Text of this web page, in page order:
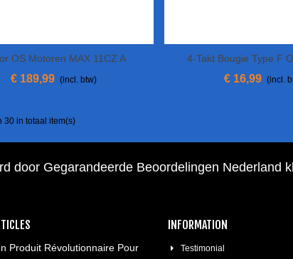
View More
OS Motoren MAX 11CZ A
€ 189,99 (incl. btw)
In Winkelwagen
4-Takt Bougie Type F
€ 16,99 (incl.
30 in totaal item(s)
Produit Révolutionnaire Pour
INFORMATION
Testimonial
door Gegarandeerde Beoordelingen Nederland